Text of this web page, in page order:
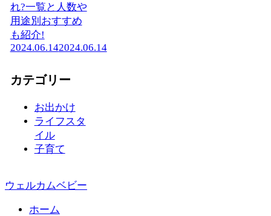
れ?一覧と人数や
用途別おすすめ
も紹介!
2024.06.142024.06.14
カテゴリー
お出かけ
ライフスタ
イル
子育て
ウェルカムベビー
ホーム